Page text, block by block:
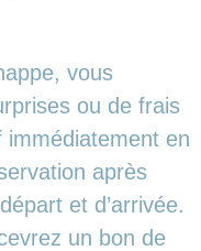
vous
ou de frais
immédiatement en
après
et d’arrivée.
un bon de